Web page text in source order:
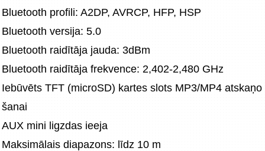
Bluetooth profili: A2DP, AVRCP, HFP, HSP
Bluetooth versija: 5.0
Bluetooth raidītāja jauda: 3dBm
Bluetooth raidītāja frekvence: 2,402-2,480 GHz
Iebūvēts TFT (microSD) kartes slots MP3/MP4 atskaņo
šanai
AUX mini ligzdas ieeja
Maksimālais diapazons: līdz 10 m